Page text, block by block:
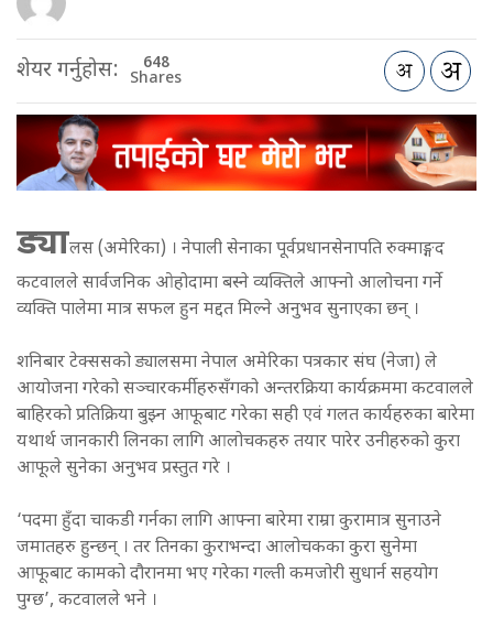
शेयर गर्नुहोस: 648
Shares
ड्यालस (अमेरिका) । नेपाली सेनाका पूर्वप्रधानसेनापति रुक्माङ्गद
कटवालले सार्वजनिक ओहोदामा बस्ने व्यक्तिले आफ्नो आलोचना गर्ने
व्यक्ति पालेमा मात्र सफल हुन मद्दत मिल्ने अनुभव सुनाएका छन् ।
शनिबार टेक्ससको ड्यालसमा नेपाल अमेरिका पत्रकार संघ (नेजा) ले
आयोजना गरेको सञ्चारकर्मीहरुसँगको अन्तरक्रिया कार्यक्रममा कटवालले
बाहिरको प्रतिक्रिया बुझ्न आफूबाट गरेका सही एवं गलत कार्यहरुका बारेमा
यथार्थ जानकारी लिनका लागि आलोचकहरु तयार पारेर उनीहरुको कुरा
आफूले सुनेका अनुभव प्रस्तुत गरे ।
‘पदमा हुँदा चाकडी गर्नका लागि आफ्ना बारेमा राम्रा कुरामात्र सुनाउने
जमातहरु हुन्छन् । तर तिनका कुराभन्दा आलोचकका कुरा सुनेमा
आफूबाट कामको दौरानमा भए गरेका गल्ती कमजोरी सुधार्न सहयोग
पुग्छ’, कटवालले भने ।